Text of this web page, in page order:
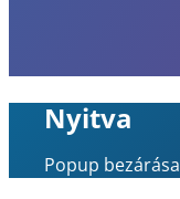
Nyitva
Popup bezárása